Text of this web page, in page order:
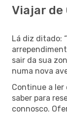
Viajar de
Lá diz ditado:
sair da sua
numa nova
Continue a ler
saber para
connosco.